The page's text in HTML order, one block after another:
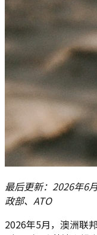
最后更新：2026年6
政部、ATO
2026年5月，澳洲联